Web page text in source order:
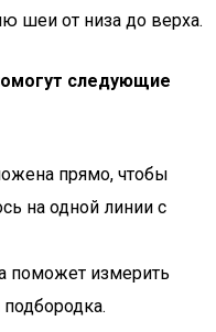
шеи от низа до верха.
следующие
прямо, чтобы
на одной линии с
поможет измерить
подбородка.